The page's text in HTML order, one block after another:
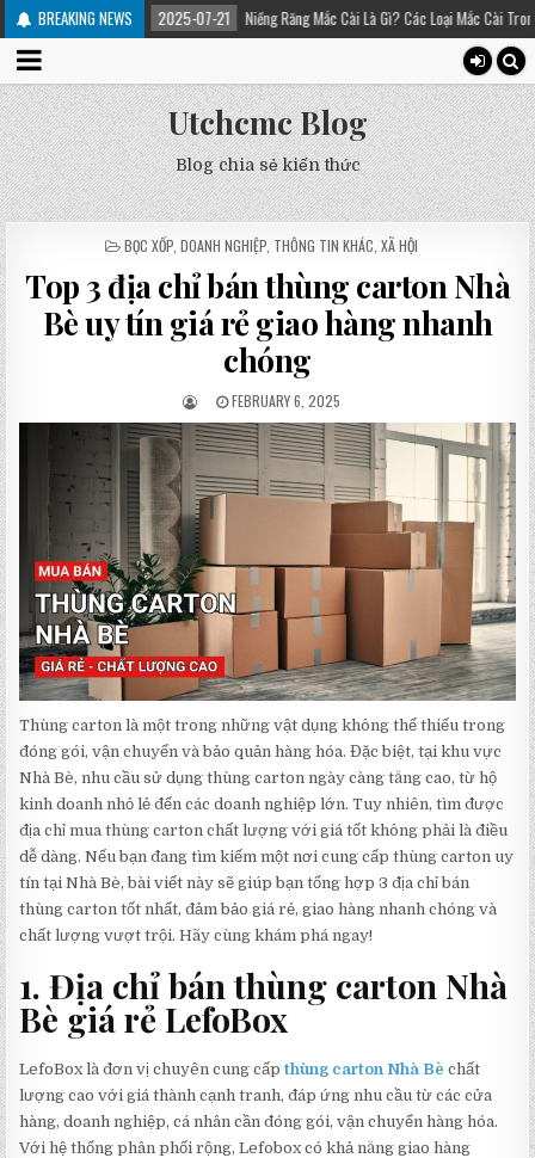
BREAKING NEWS
2025-07-21 Niềng Răng Mắc Cài Là Gì? Các Loại Mắc Cài Trong Niềng Răng
Utchcmc Blog
Blog chia sẻ kiến thức
POSTED
BỌC XỐP DOANH NGHIỆP THÔNG TIN KHÁC XÃ HỘI
Top 3 địa chỉ bán thùng carton Nhà
Bè uy tín giá rẻ giao hàng nhanh
chóng
FEBRUARY 6, 2025
Thùng carton là một trong những vật dụng không thể thiếu trong
đóng gói, vận chuyển và bảo quản hàng hóa. Đặc biệt, tại khu vực
Nhà Bè, nhu cầu sử dụng thùng carton ngày càng tăng cao, từ hộ
kinh doanh nhỏ lẻ đến các doanh nghiệp lớn. Tuy nhiên, tìm được
địa chỉ mua thùng carton chất lượng với giá tốt không phải là điều
dễ dàng. Nếu bạn đang tìm kiếm một nơi cung cấp thùng carton uy
tín tại Nhà Bè, bài viết này sẽ giúp bạn tổng hợp 3 địa chỉ bán
thùng carton tốt nhất, đảm bảo giá rẻ, giao hàng nhanh chóng và
chất lượng vượt trội. Hãy cùng khám phá ngay!
1. Địa chỉ bán thùng carton Nhà
Bè giá rẻ LefoBox
LefoBox là đơn vị chuyên cung cấp thùng carton Nhà Bè chất
lượng cao với giá thành cạnh tranh, đáp ứng nhu cầu từ các cửa
hàng, doanh nghiệp, cá nhân cần đóng gói, vận chuyển hàng hóa.
Với hệ thống phân phối rộng, Lefobox có khả năng giao hàng